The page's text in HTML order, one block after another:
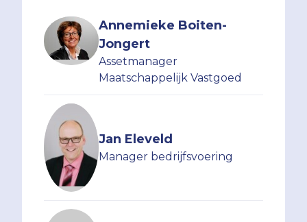
Annemieke Boiten-
Jongert
Assetmanager
Maatschappelijk Vastgoed
Jan Eleveld
Manager bedrijfsvoering